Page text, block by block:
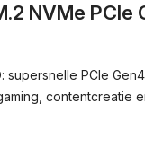
NVMe PCIe
supersnelle PCIe
contentcreatie